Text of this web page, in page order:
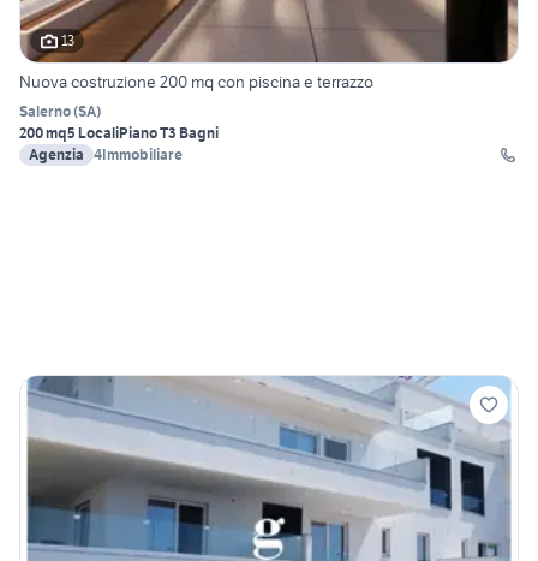
13
Nuova costruzione 200 mq con piscina e terrazzo
Salerno(SA)
200 mq5 LocaliPiano T3 Bagni
Agenzia 4Immobiliare